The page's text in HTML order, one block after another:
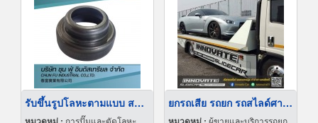
รับขึ้นรูปโลหะตามแบบ สมุทรสาคร ยกรถเสีย รถยก รถสไลด์ศาลายา 24 ชั่วโมง